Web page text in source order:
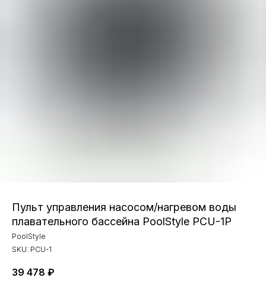
Пульт управления насосом/нагревом воды
плавательного бассейна PoolStyle PCU-1P
PoolStyle
SKU: PCU-1
39 478 ₽